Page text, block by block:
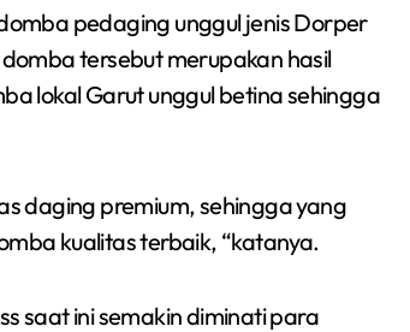
pedaging unggul jenis Dorper
tersebut merupakan hasil
lokal Garut unggul betina sehingga
daging premium, sehingga yang
kualitas terbaik, “katanya.
saat ini semakin diminati para